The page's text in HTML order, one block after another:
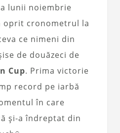
lunii noiembrie
oprit cronometrul la
ce nimeni din
de douăzeci de
Cup. Prima victorie
record pe iarbă
în care
și-a îndreptat din